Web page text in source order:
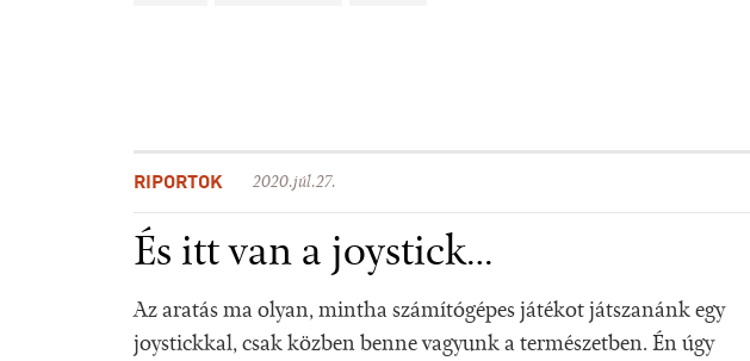
RIPORTOK 2020.júl.27.
És itt van a joystick…
Az aratás ma olyan, mintha számítógépes játékot játszanánk egy
joystickkal, csak közben benne vagyunk a természetben. Én úgy